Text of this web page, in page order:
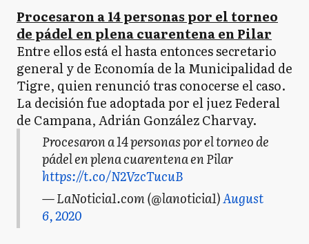
Procesaron a 14 personas por el torneo
de pádel en plena cuarentena en Pilar
Entre ellos está el hasta entonces secretario
general y de Economía de la Municipalidad de
Tigre, quien renunció tras conocerse el caso.
La decisión fue adoptada por el juez Federal
de Campana, Adrián González Charvay.
Procesaron a 14 personas por el torneo de
pádel en plena cuarentena en Pilar
https://t.co/N2VzcTucuB
— LaNoticia1.com (@lanoticia1)August
6, 2020